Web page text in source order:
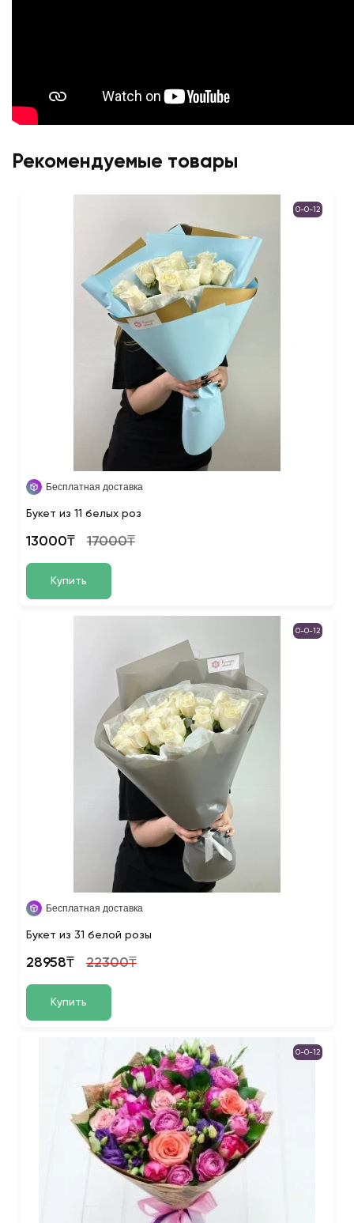
Рекомендуемые товары
0-0-12
Бесплатная доставка
Букет из 11 белых роз
13000₸ 17000₸
Купить
0-0-12
Бесплатная доставка
Букет из 31 белой розы
28958₸ 22300₸
Купить
0-0-12